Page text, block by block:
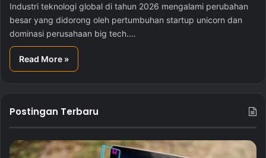
Industri teknologi global di tahun 2026 mengalami perubahan
besar yang didorong oleh pertumbuhan startup unicorn dan
dominasi perusahaan big tech.…
Read More »
Postingan Terbaru